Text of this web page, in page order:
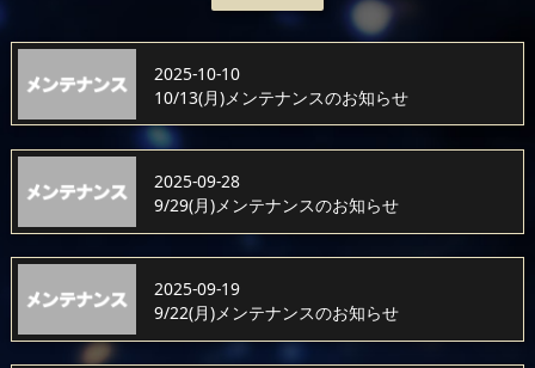
2025-10-10
10/13(月)メンテナンスのお知らせ
2025-09-28
9/29(月)メンテナンスのお知らせ
2025-09-19
9/22(月)メンテナンスのお知らせ